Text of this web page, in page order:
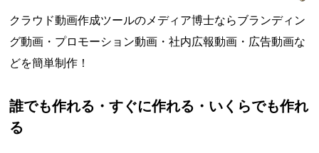
クラウド動画作成ツールのメディア博士ならブランディン
グ動画・プロモーション動画・社内広報動画・広告動画な
どを簡単制作！
誰でも作れる・すぐに作れる・いくらでも作れ
る